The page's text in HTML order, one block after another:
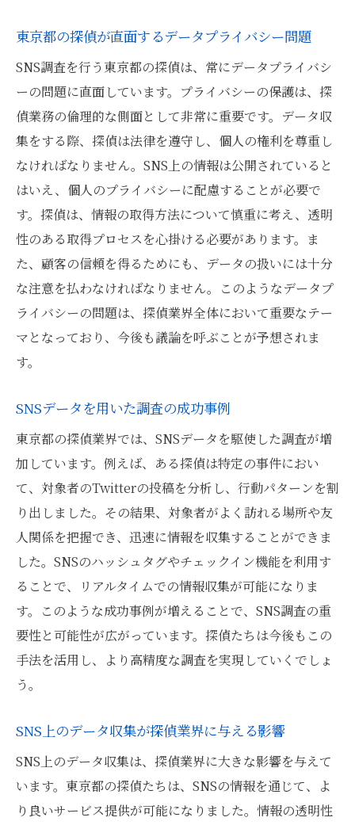
東京都の探偵が直面するデータプライバシー問題
SNS調査を行う東京都の探偵は、常にデータプライバシ
ーの問題に直面しています。プライバシーの保護は、探
偵業務の倫理的な側面として非常に重要です。データ収
集をする際、探偵は法律を遵守し、個人の権利を尊重し
なければなりません。SNS上の情報は公開されていると
はいえ、個人のプライバシーに配慮することが必要で
す。探偵は、情報の取得方法について慎重に考え、透明
性のある取得プロセスを心掛ける必要があります。ま
た、顧客の信頼を得るためにも、データの扱いには十分
な注意を払わなければなりません。このようなデータプ
ライバシーの問題は、探偵業界全体において重要なテー
マとなっており、今後も議論を呼ぶことが予想されま
す。
SNSデータを用いた調査の成功事例
東京都の探偵業界では、SNSデータを駆使した調査が増
加しています。例えば、ある探偵は特定の事件におい
て、対象者のTwitterの投稿を分析し、行動パターンを割
り出しました。その結果、対象者がよく訪れる場所や友
人関係を把握でき、迅速に情報を収集することができま
した。SNSのハッシュタグやチェックイン機能を利用す
ることで、リアルタイムでの情報収集が可能になりま
す。このような成功事例が増えることで、SNS調査の重
要性と可能性が広がっています。探偵たちは今後もこの
手法を活用し、より高精度な調査を実現していくでしょ
う。
SNS上のデータ収集が探偵業界に与える影響
SNS上のデータ収集は、探偵業界に大きな影響を与えて
います。東京都の探偵たちは、SNSの情報を通じて、よ
り良いサービス提供が可能になりました。情報の透明性